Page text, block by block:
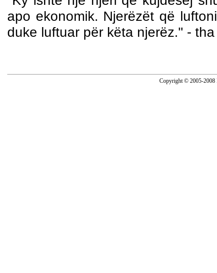
apo ekonomik. Njerëzët që
duke luftuar për këta njerëz." -
Copyright © 2005-